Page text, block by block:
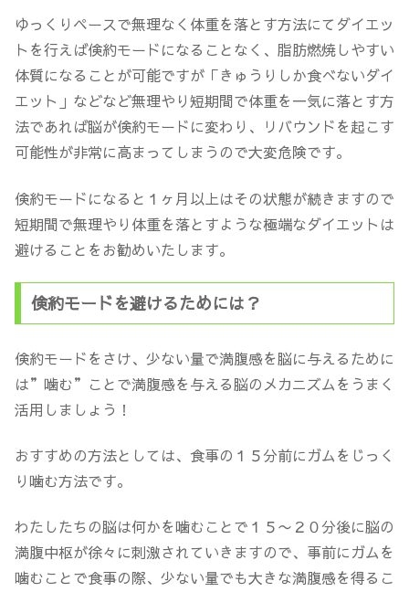
ゆっくりペースで無理なく体重を落とす方法にてダイエッ
トを行えば倹約モードになることなく、脂肪燃焼しやすい
体質になることが可能ですが「きゅうりしか食べないダイ
エット」などなど無理やり短期間で体重を一気に落とす方
法であれば脳が倹約モードに変わり、リバウンドを起こす
可能性が非常に高まってしまうので大変危険です。
倹約モードになると１ヶ月以上はその状態が続きますので
短期間で無理やり体重を落とすような極端なダイエットは
避けることをお勧めいたします。
倹約モードを避けるためには？
倹約モードをさけ、少ない量で満腹感を脳に与えるために
は”噛む”ことで満腹感を与える脳のメカニズムをうまく
活用しましょう！
おすすめの方法としては、食事の１５分前にガムをじっく
り噛む方法です。
わたしたちの脳は何かを噛むことで１５〜２０分後に脳の
満腹中枢が徐々に刺激されていきますので、事前にガムを
噛むことで食事の際、少ない量でも大きな満腹感を得るこ